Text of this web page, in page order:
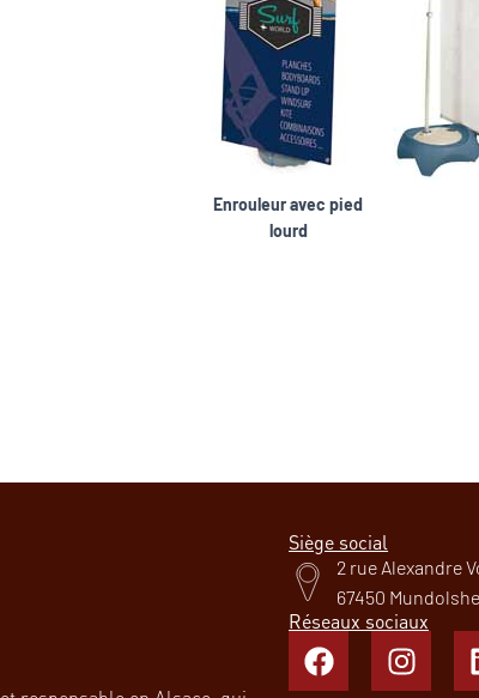
Enrouleur avec pied
lourd
Siège social
2 rue Alexandre
67450
Réseaux sociaux